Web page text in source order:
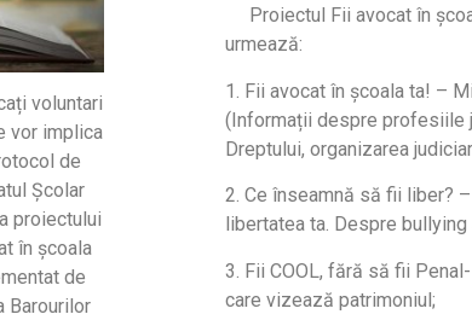
voluntari
vor implica
de
Școlar
proiectului
în școala
de
Barourilor
Proiectul Fii avocat în
urmează:
1. Fii avocat în școala ta! –
(Informații despre profesiile
Dreptului, organizarea
2. Ce înseamnă să fii liber?
libertatea ta. Despre
3. Fii COOL, fără să fii
care vizează patrimoniul;